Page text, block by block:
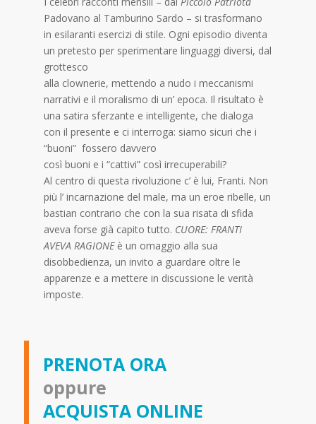
Padovano al Tamburino Sardo – si trasformano
in esilaranti esercizi di stile. Ogni episodio diventa
un pretesto per sperimentare linguaggi diversi, dal
grottesco
alla clownerie, mettendo a nudo i meccanismi
narrativi e il moralismo di un’ epoca. Il risultato è
una satira sferzante e intelligente, che dialoga
con il presente e ci interroga: siamo sicuri che i
“buoni” fossero davvero
così buoni e i “cattivi” così irrecuperabili?
Al centro di questa rivoluzione c’ è lui, Franti. Non
più l’ incarnazione del male, ma un eroe ribelle, un
bastian contrario che con la sua risata di sfida
aveva forse già capito tutto. CUORE: FRANTI
AVEVA RAGIONEè un omaggio alla sua
disobbedienza, un invito a guardare oltre le
apparenze e a mettere in discussione le verità
imposte.
PRENOTA ORA
oppure
ACQUISTA ONLINE